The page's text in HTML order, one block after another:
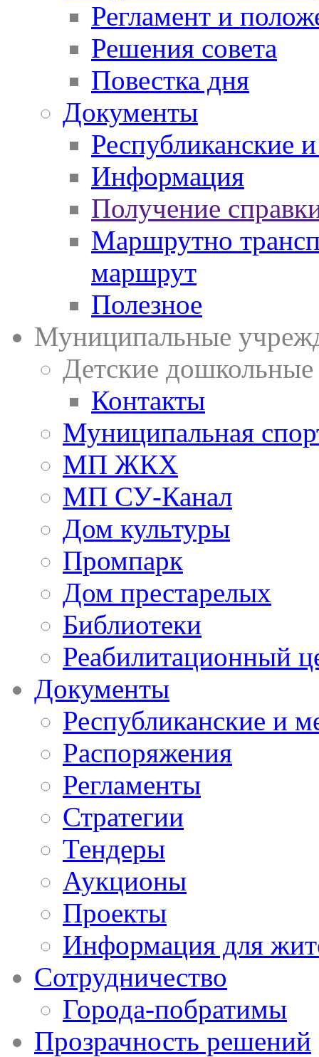
Регламент и
Решения совета
Повестка дня
Документы
Республиканские
Информация
Получение
Маршрутно
маршрут
Полезное
Муниципальные
Детские
Контакты
Муниципальная
МП ЖКХ
МП СУ-Канал
Дом культуры
Промпарк
Дом престарелых
Библиотеки
Реабилитационный
Документы
Республиканские и
Распоряжения
Регламенты
Стратегии
Тендеры
Аукционы
Проекты
Информация для
Сотрудничество
Города-побратимы
Прозрачность решений